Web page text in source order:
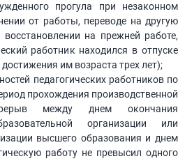
прогула при незаконном
от работы, переводе на другую
на прежней работе,
работник находился в отпуске
им возраста трех лет);
педагогических работников по
прохождения производственной
между днем окончания
организации или
высшего образования и днем
работу не превысил одного